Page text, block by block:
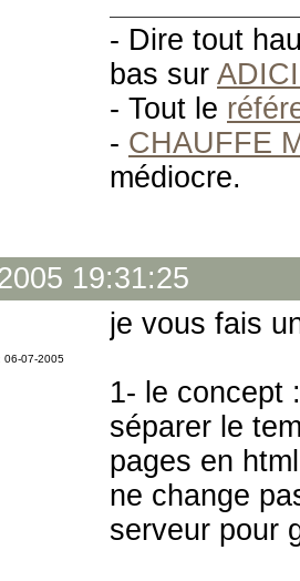
- Dire tout
bas sur
- Tout le
- CHAUFFE
médiocre.
19:31:25
06-07-2005
je vous fais
1- le concept :
séparer le
pages en
ne change
serveur pour